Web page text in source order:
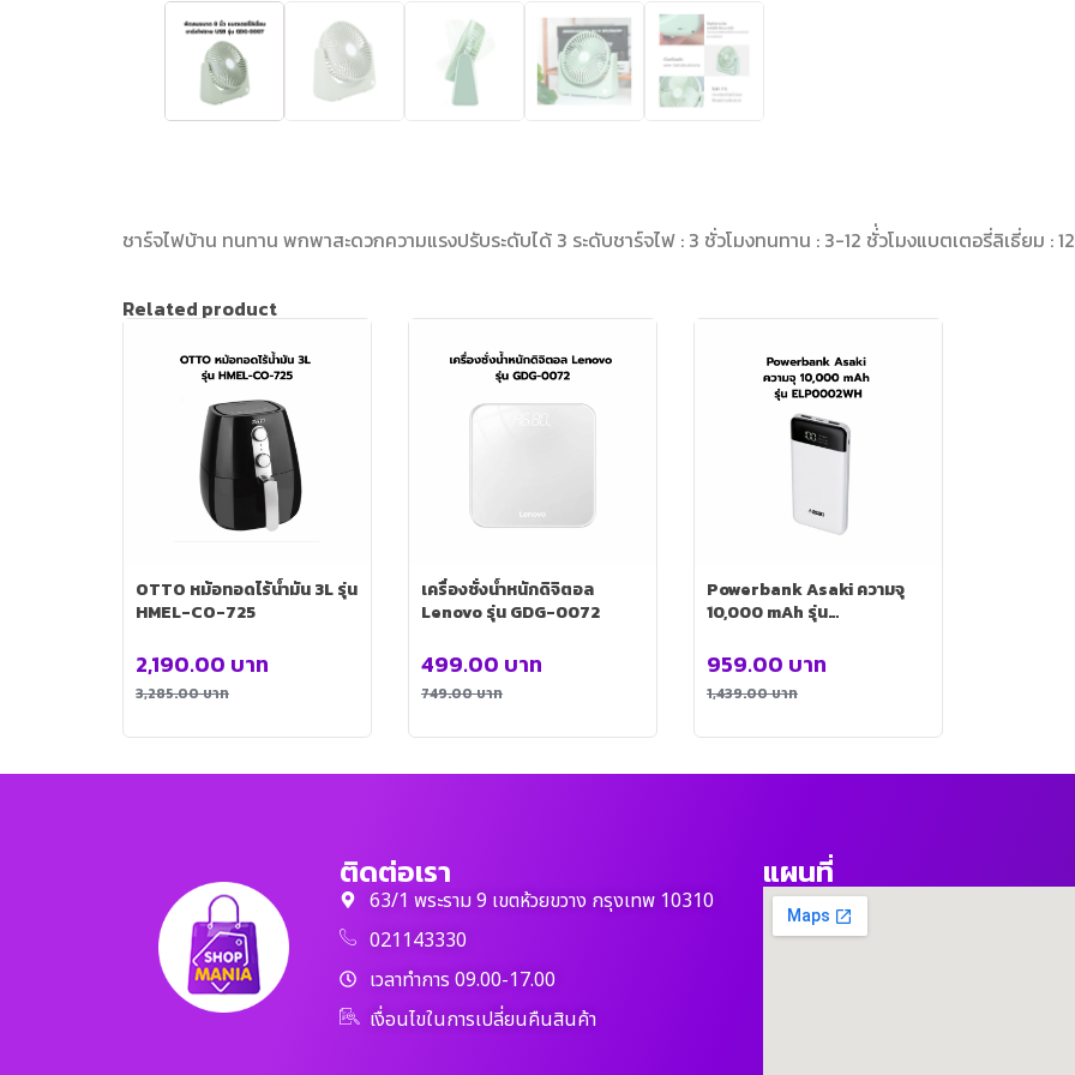
ชาร์จไฟบ้าน ทนทาน พกพาสะดวกความแรงปรับระดับได้ 3 ระดับชาร์จไฟ : 3 ชั่วโมงทนทาน : 3-12 ชั่่วโมงแบตเตอรี่ลิเธี่ยม
Related product
OTTO หม้อทอดไร้น้ำมัน 3L รุ่น
HMEL-CO-725
3,285.00บาท
2,190.00 บาท
เครื่องชั่งน้ำหนักดิจิตอล
Lenovo รุ่น GDG-0072
749.00บาท
499.00 บาท
Powerbank Asaki ความจุ
10,000 mAh รุ่น
1,439.00บาท
959.00 บาท
ติดต่อเรา
63/1 พระราม 9 เขตห้วยขวาง กรุงเทพ 10310
021143330
เวลาทำการ 09.00-17.00
เงื่อนไขในการเปลี่ยนคืนสินค้า
แผนที่